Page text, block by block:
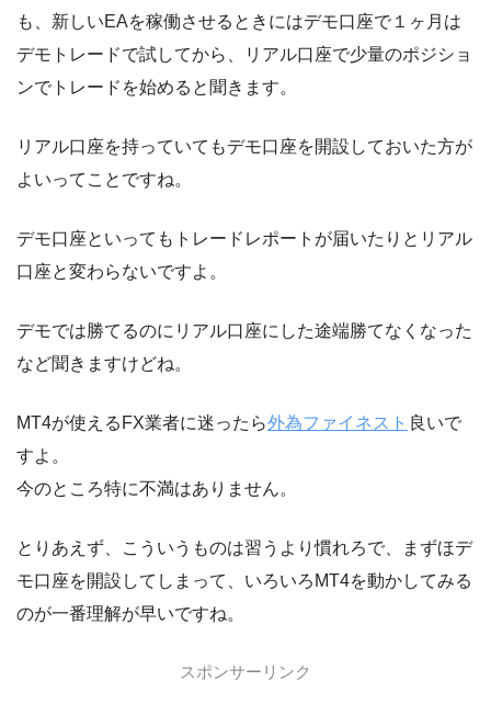
も、新しいEAを稼働させるときにはデモ口座で１ヶ月は
デモトレードで試してから、リアル口座で少量のポジショ
ンでトレードを始めると聞きます。
リアル口座を持っていてもデモ口座を開設しておいた方が
よいってことですね。
デモ口座といってもトレードレポートが届いたりとリアル
口座と変わらないですよ。
デモでは勝てるのにリアル口座にした途端勝てなくなった
など聞きますけどね。
MT4が使えるFX業者に迷ったら外為ファイネスト 良いで
すよ。
今のところ特に不満はありません。
とりあえず、こういうものは習うより慣れろで、まずほデ
モ口座を開設してしまって、いろいろMT4を動かしてみる
のが一番理解が早いですね。
スポンサーリンク